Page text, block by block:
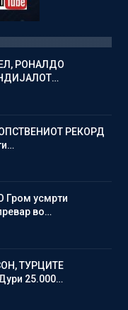
РОНАЛДО
РЕКОРД
усмрти
во…
ТУРЦИТЕ
25.000…